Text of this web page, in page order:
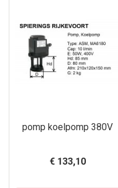
pomp koelpomp 380V
€ 133,10